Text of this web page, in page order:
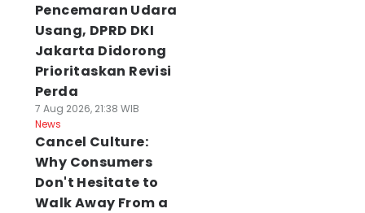
Pencemaran Udara
Usang, DPRD DKI
Jakarta Didorong
Prioritaskan Revisi
Perda
7 Aug 2026, 21:38 WIB
News
Cancel Culture:
Why Consumers
Don't Hesitate to
Walk Away From a